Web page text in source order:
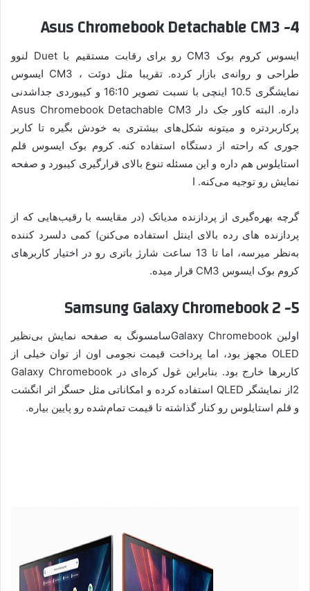
4- Asus Chromebook Detachable CM3
ایسوس کروم بوک CM3 رو برای رقابت مستقیم با Duet لنوو
طراحی و روانه‌ی بازار کرده. تقریبا مثل دوئت ، CM3 ایسوس
نمایشگری 10.5 اینچی با نسبت تصویر 16:10 و کیبوردی جداشدنی
داره. البته کاور جک دار Asus Chromebook Detachable CM3
پرکاربردتره و میتونه شکل‌های بیشتری به خودش بگیره تا کاربر
جوری که راحته از دستگاه استفاده کنه. کروم بوک ایسوس قلم
استایلوس هم داره و این مسئله تنوع بالای قرارگیری کیبورد و صفحه
نمایش رو توجیه می‌کنه. ا
گرچه بهره‌گیری از پردازنده مدیاتک (در مقایسه با رقیب‌هایی که از
پردازنده های رده بالای اینتل استفاده می‌کنن) کمی دلسرد کننده
به‌نظر میرسه، اما تا 13 ساعت شارژ باتری رو در اختیار کاربرهای
کروم بوک ایسوس CM3 قرار میده.
5- Samsung Galaxy Chromebook 2
اولین Galaxy Chromebookسامسونگ به صفحه نمایش بی‌نظیر
OLED مجهز بود، اما پرداخت قیمت نجومی اون از توان خیلی از
کاربرها خارج بود. بنابراین غول کره‌ای در Galaxy Chromebook
2از نمایشگر QLED استفاده کرده و امکاناتی مثل حسگر اثر انگشت
و قلم استایلوس رو کنار گذاشته تا قیمت تمام‌شده رو پایین بیاره.